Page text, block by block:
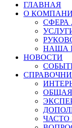
ГЛАВНАЯ
О
СФЕРА
НАША
НОВОСТИ